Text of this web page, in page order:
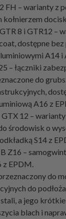
FH – warianty z
kołnierzem
8 i GTR12 –
dostępne
A14 i
– łączniki
do
A16 z
GTX 12 –
środowisk o
S14 z
Z16 –
z EPDM.
do
do
a jego
blach i